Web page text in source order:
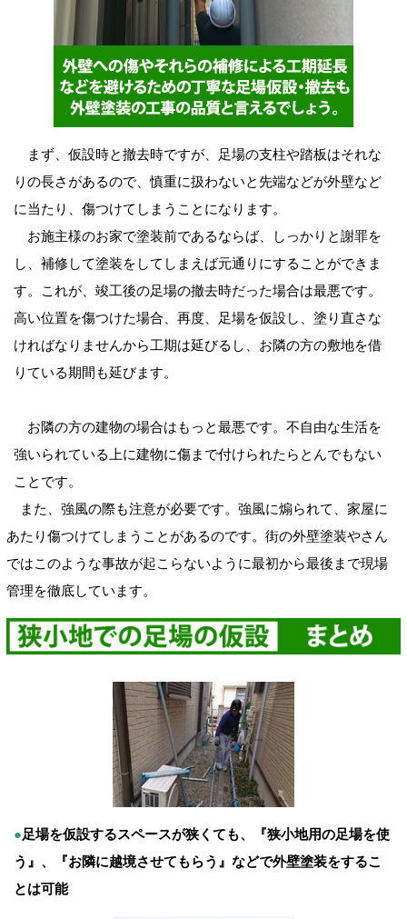
まず、仮設時と撤去時ですが、足場の支柱や踏板はそれな
りの長さがあるので、慎重に扱わないと先端などが外壁など
に当たり、傷つけてしまうことになります。
お施主様のお家で塗装前であるならば、しっかりと謝罪を
し、補修して塗装をしてしまえば元通りにすることができま
す。これが、竣工後の足場の撤去時だった場合は最悪です。
高い位置を傷つけた場合、再度、足場を仮設し、塗り直さな
ければなりませんから工期は延びるし、お隣の方の敷地を借
りている期間も延びます。
お隣の方の建物の場合はもっと最悪です。不自由な生活を
強いられている上に建物に傷まで付けられたらとんでもない
ことです。
また、強風の際も注意が必要です。強風に煽られて、家屋に
あたり傷つけてしまうことがあるのです。街の外壁塗装やさん
ではこのような事故が起こらないように最初から最後まで現場
管理を徹底しています。
●足場を仮設するスペースが狭くても、『狭小地用の足場を使
う』、『お隣に越境させてもらう』などで外壁塗装をするこ
とは可能